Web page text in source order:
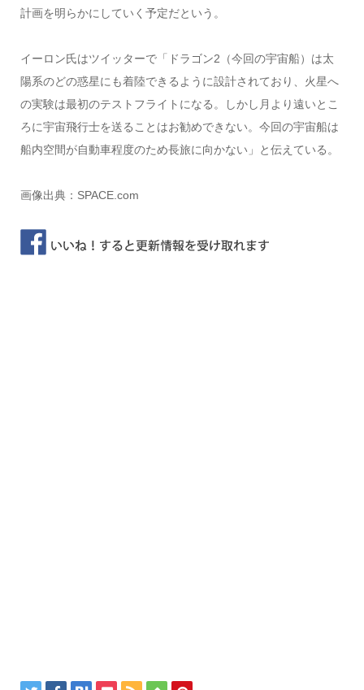
計画を明らかにしていく予定だという。
イーロン氏はツイッターで「ドラゴン2（今回の宇宙船）は太
陽系のどの惑星にも着陸できるように設計されており、火星へ
の実験は最初のテストフライトになる。しかし月より遠いとこ
ろに宇宙飛行士を送ることはお勧めできない。今回の宇宙船は
船内空間が自動車程度のため長旅に向かない」と伝えている。
画像出典：SPACE.com